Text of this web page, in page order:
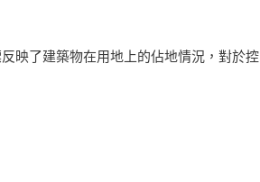
映了建築物在用地上的佔地情況，對於控